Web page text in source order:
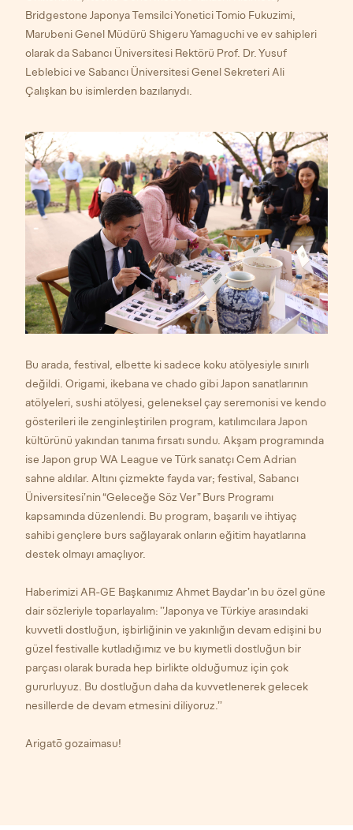
Bridgestone Japonya Temsilci Yonetici Tomio Fukuzimi,
Marubeni Genel Müdürü Shigeru Yamaguchi ve ev sahipleri
olarak da Sabancı Üniversitesi Rektörü Prof. Dr. Yusuf
Leblebici ve Sabancı Üniversitesi Genel Sekreteri Ali
Çalışkan bu isimlerden bazılarıydı.
Bu arada, festival, elbette ki sadece koku atölyesiyle sınırlı
değildi. Origami, ikebana ve chado gibi Japon sanatlarının
atölyeleri, sushi atölyesi, geleneksel çay seremonisi ve kendo
gösterileri ile zenginleştirilen program, katılımcılara Japon
kültürünü yakından tanıma fırsatı sundu. Akşam programında
ise Japon grup WA League ve Türk sanatçı Cem Adrian
sahne aldılar. Altını çizmekte fayda var; festival, Sabancı
Üniversitesi’nin “Geleceğe Söz Ver” Burs Programı
kapsamında düzenlendi. Bu program, başarılı ve ihtiyaç
sahibi gençlere burs sağlayarak onların eğitim hayatlarına
destek olmayı amaçlıyor.
Haberimizi AR-GE Başkanımız Ahmet Baydar’ın bu özel güne
dair sözleriyle toparlayalım: ’’Japonya ve Türkiye arasındaki
kuvvetli dostluğun, işbirliğinin ve yakınlığın devam edişini bu
güzel festivalle kutladığımız ve bu kıymetli dostluğun bir
parçası olarak burada hep birlikte olduğumuz için çok
gururluyuz. Bu dostluğun daha da kuvvetlenerek gelecek
nesillerde de devam etmesini diliyoruz.’’
Arigatō gozaimasu!